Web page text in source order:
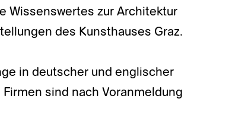
Wissenswertes zur Architektur
des Kunsthauses Graz.
in deutscher und englischer
sind nach Voranmeldung